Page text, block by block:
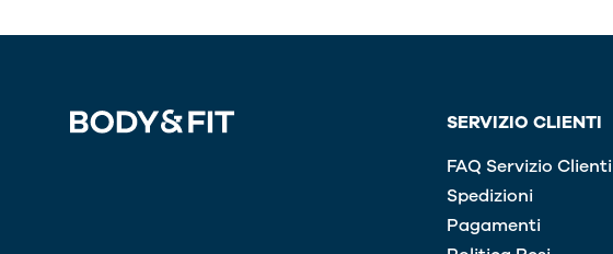
SERVIZIO CLIENTI
FAQ Servizio Clienti
Spedizioni
Pagamenti